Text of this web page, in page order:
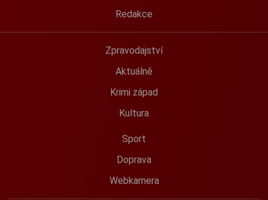
Redakce
Zpravodajství
Aktuálně
Krimi západ
Kultura
Sport
Doprava
Webkamera